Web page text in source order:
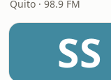
Quito · 98.9 FM
SS